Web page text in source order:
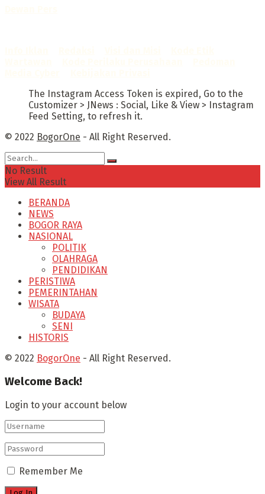
The Instagram Access Token is expired, Go to the
Customizer > JNews : Social, Like & View > Instagram
Feed Setting, to refresh it.
© 2022 BogorOne - All Right Reserved.
No Result
View All Result
BERANDA
NEWS
BOGOR RAYA
NASIONAL
POLITIK
OLAHRAGA
PENDIDIKAN
PERISTIWA
PEMERINTAHAN
WISATA
BUDAYA
SENI
HISTORIS
© 2022 BogorOne - All Right Reserved.
Welcome Back!
Login to your account below
Remember Me